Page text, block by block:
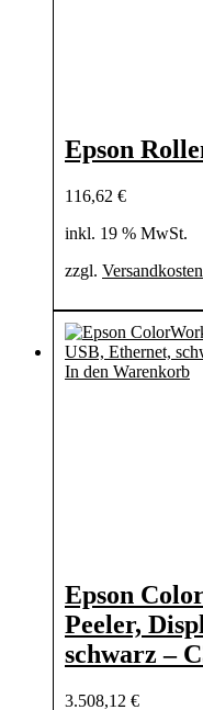
Epson
116,62 €
inkl. 19 % MwSt.
zzgl. Versandkosten
In den Warenkorb
Epson
Peeler,
schwarz –
3.508,12 €